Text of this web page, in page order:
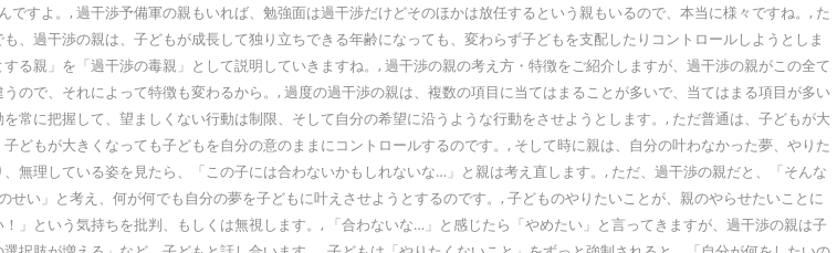
すよ。, 過干渉予備軍の親もいれば、勉強面は過干渉だけどそのほかは放任するという親もいるので、本当に様々ですね。, た
過干渉の親は、子どもが成長して独り立ちできる年齢になっても、変わらず子どもを支配したりコントロールしようとしま
親」を「過干渉の毒親」として説明していきますね。, 過干渉の親の考え方・特徴をご紹介しますが、過干渉の親がこの全て
で、それによって特徴も変わるから。, 過度の過干渉の親は、複数の項目に当てはまることが多いで、当てはまる項目が多い
に把握して、望ましくない行動は制限、そして自分の希望に沿うような行動をさせようとします。, ただ普通は、子どもが大
もが大きくなっても子どもを自分の意のままにコントロールするのです。, そして時に親は、自分の叶わなかった夢、やりた
無理している姿を見たら、「この子には合わないかもしれないな…」と親は考え直します。, ただ、過干渉の親だと、「そんな
い」と考え、何が何でも自分の夢を子どもに叶えさせようとするのです。, 子どものやりたいことが、親のやらせたいことに
」という気持ちを批判、もしくは無視します。, 「合わないな…」と感じたら「やめたい」と言ってきますが、過干渉の親は子